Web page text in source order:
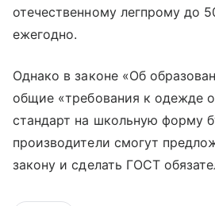
отечественному легпрому до
ежегодно.
Однако в законе «Об
общие «требования к одежде
стандарт на школьную форму
производители смогут
закону и сделать ГОСТ